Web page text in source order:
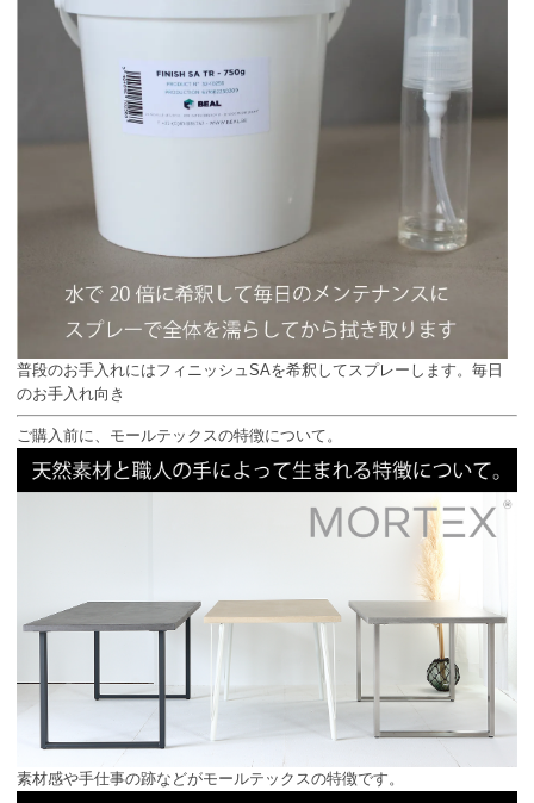
普段のお手入れにはフィニッシュSAを希釈してスプレーします。毎日
のお手入れ向き
ご購入前に、モールテックスの特徴について。
素材感や手仕事の跡などがモールテックスの特徴です。